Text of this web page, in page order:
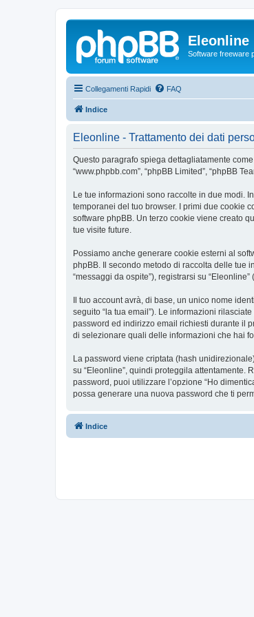
Eleonline
Software freeware
Collegamenti Rapidi FAQ
Indice
Eleonline - Trattamento dei dati
Questo paragrafo spiega dettagliatamente come
“www.phpbb.com”, “phpBB Limited”, “phpBB
Le tue informazioni sono raccolte in due modi.
temporanei del tuo browser. I primi due cookie
software phpBB. Un terzo cookie viene creato
tue visite future.
Possiamo anche generare cookie esterni al
phpBB. Il secondo metodo di raccolta delle tue
“messaggi da ospite”), registrarsi su
Il tuo account avrà, di base, un unico nome
seguito “la tua email”). Le informazioni
password ed indirizzo email richiesti durante il
di selezionare quali delle informazioni che hai
La password viene criptata (hash
su “Eleonline”, quindi proteggila attentamente.
password, puoi utilizzare l’opzione “Ho
possa generare una nuova password che ti
Indice